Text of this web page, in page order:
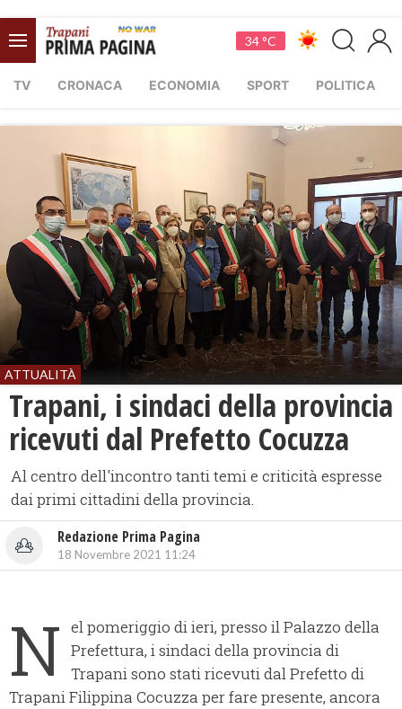
34 °C
TV CRONACA ECONOMIA SPORT POLITICA
ATTUALITÀ
Trapani, i sindaci della provincia
ricevuti dal Prefetto Cocuzza
Al centro dell'incontro tanti temi e criticità espresse
dai primi cittadini della provincia.
Redazione Prima Pagina
18 Novembre 2021 11:24
N el pomeriggio di ieri, presso il Palazzo della
Prefettura, i sindaci della provincia di
Trapani sono stati ricevuti dal Prefetto di
Trapani Filippina Cocuzza per fare presente, ancora